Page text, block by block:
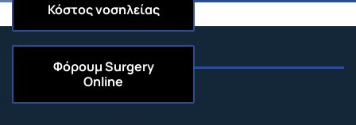
Κόστος νοσηλείας
ΦόρουμSurgery
Online